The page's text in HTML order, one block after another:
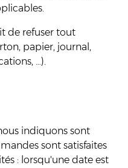
de refuser tout
papier, journal,
…).
indiquons sont
sont satisfaites
: lorsqu'une date est